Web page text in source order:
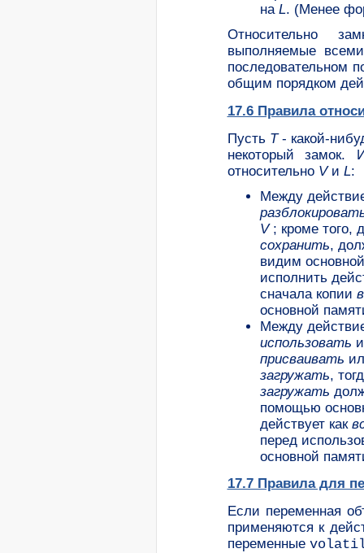
на L. (Менее
Относительно
выполняемые
последовательном
общим порядком
17.6 Правила
Пусть T- какой-
некоторый замок.
относительно Vи L:
Между
V; кроме того,
сохранить,
видим
исполнить
сначала копии
основной
Между
использовать
присваивать
загружать,
загружать
помощью
действует как
перед
основной
17.7 Правила для
Если переменная
применяются к
переменные